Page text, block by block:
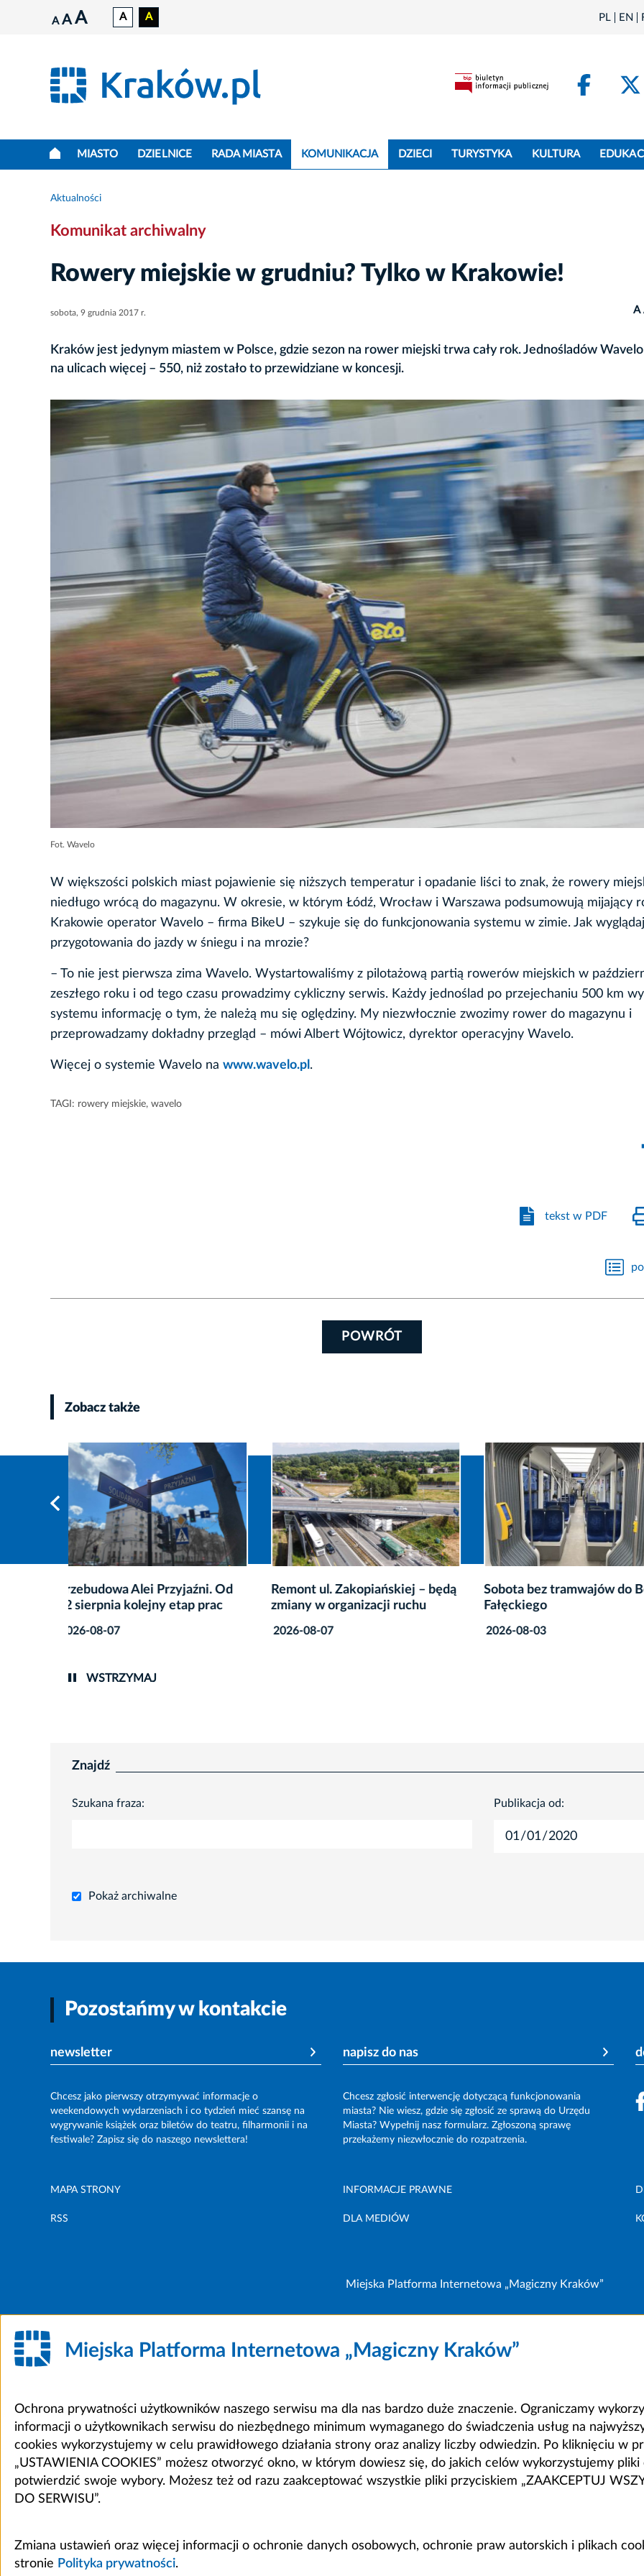
A A A A A PL EN
MIASTO DZIELNICE RADA MIASTA KOMUNIKACJA DZIECI TURYSTYKA KULTURA
Aktualności
Komunikat archiwalny
Rowery miejskie w grudniu? Tylko w Krakowie!
sobota, 9 grudnia 2017 r. A
Kraków jest jedynym miastem w Polsce, gdzie sezon na rower miejski trwa cały rok. Jednośladów
na ulicach więcej – 550, niż zostało to przewidziane w koncesji.
Fot. Wavelo
W większości polskich miast pojawienie się niższych temperatur i opadanie liści to znak, że rowery
niedługo wrócą do magazynu. W okresie, w którym Łódź, Wrocław i Warszawa podsumowują mijający
Krakowie operator Wavelo – firma BikeU – szykuje się do funkcjonowania systemu w zimie. Jak
przygotowania do jazdy w śniegu i na mrozie?
– To nie jest pierwsza zima Wavelo. Wystartowaliśmy z pilotażową partią rowerów miejskich w
zeszłego roku i od tego czasu prowadzimy cykliczny serwis. Każdy jednoślad po przejechaniu 500 km
systemu informację o tym, że należą mu się oględziny. My niezwłocznie zwozimy rower do magazynu i
przeprowadzamy dokładny przegląd – mówi Albert Wójtowicz, dyrektor operacyjny Wavelo.
Więcej o systemie Wavelo na www.wavelo.pl .
TAGI: rowery miejskie, wavelo
tekst w PDF
POWRÓT
Zobacz także
Remont ul. Zakopiańskiej – będą
zmiany w organizacji ruchu
2026-08-07
Sobota bez tramwajów do Borku
Fałęckiego
2026-08-03
Niedziela z zabytkowymi
autobusami i tramwajami
2026-08-05
WSTRZYMAJ
Znajdź
Szukana fraza: Publikacja od:
Pokaż archiwalne
Pozostańmy w kontakcie
newsletter
Chcesz jako pierwszy otrzymywać informacje o
weekendowych wydarzeniach i co tydzień mieć szansę na
wygrywanie książek oraz biletów do teatru, filharmonii i na
festiwale? Zapisz się do naszego newslettera!
napisz do nas
Chcesz zgłosić interwencję dotyczącą funkcjonowania
miasta? Nie wiesz, gdzie się zgłosić ze sprawą do Urzędu
Miasta? Wypełnij nasz formularz. Zgłoszoną sprawę
przekażemy niezwłocznie do rozpatrzenia.
MAPA STRONY INFORMACJE PRAWNE
RSS DLA MEDIÓW
Miejska Platforma Internetowa „Magiczny Kraków”
Miejska Platforma Internetowa „Magiczny Kraków”
Ochrona prywatności użytkowników naszego serwisu ma dla nas bardzo duże znaczenie. Ograniczamy
informacji o użytkownikach serwisu do niezbędnego minimum wymaganego do świadczenia usług na
cookies wykorzystujemy w celu prawidłowego działania strony oraz analizy liczby odwiedzin. Po kliknięciu w
„USTAWIENIA COOKIES” możesz otworzyć okno, w którym dowiesz się, do jakich celów wykorzystujemy pliki
potwierdzić swoje wybory. Możesz też od razu zaakceptować wszystkie pliki przyciskiem „ZAAKCEPTUJ
DO SERWISU”.
Zmiana ustawień oraz więcej informacji o ochronie danych osobowych, ochronie praw autorskich i plikach
stronie Polityka prywatności.